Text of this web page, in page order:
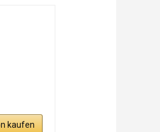
kaufen